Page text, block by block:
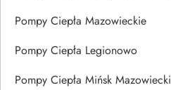
Pompy Ciepła Mazowieckie
Pompy Ciepła Legionowo
Pompy Ciepła Mińsk Mazowiecki